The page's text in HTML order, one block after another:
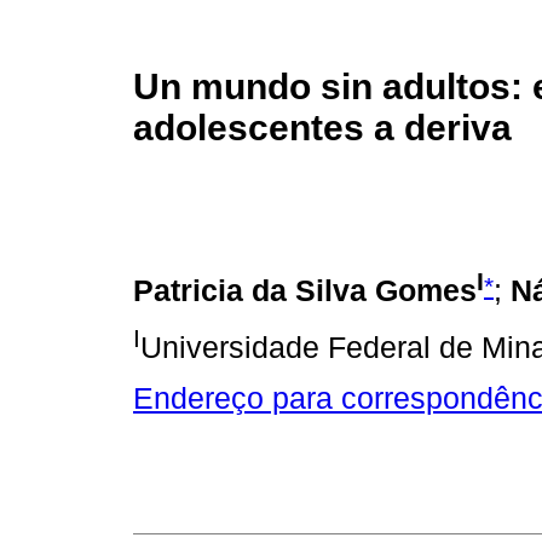
Un mundo sin adultos:
adolescentes a deriva
Patricia da Silva GomesI*;
IUniversidade Federal de
Endereço para